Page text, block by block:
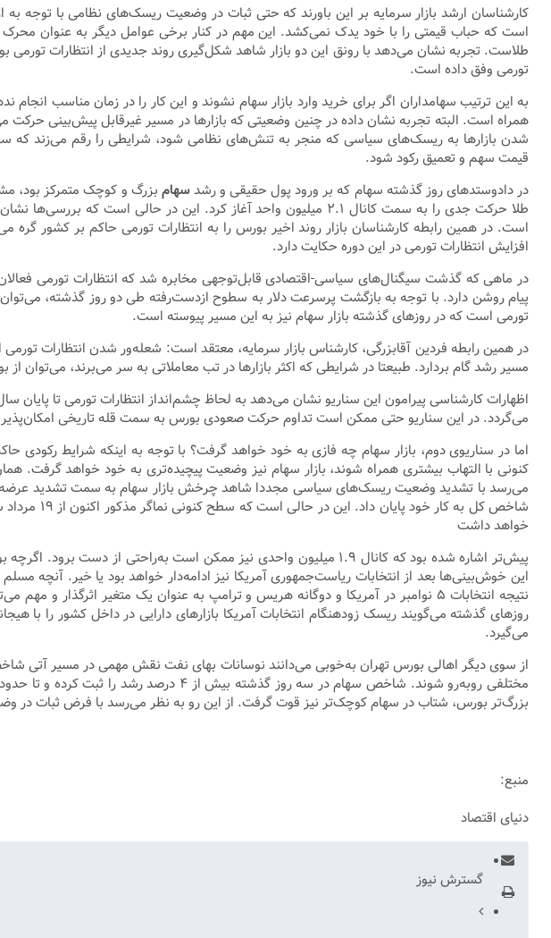
کارشناسان ارشد بازار سرمایه بر این باورند که حتی ثبات در وضعیت ریسک‌های نظامی با توجه به
است که حباب قیمتی را با خود یدک نمی‌کشد. این مهم در کنار برخی عوامل دیگر به عنوان محرک
طلاست. تجربه نشان می‌دهد با رونق این دو بازار شاهد شکل‌گیری روند جدیدی از انتظارات تورمی
تورمی وفق داده است.
به این ترتیب سهامداران اگر برای خرید وارد بازار سهام نشوند و این کار را در زمان مناسب
همراه است. البته تجربه نشان داده در چنین وضعیتی که بازار‌ها در مسیر غیرقابل پیش‌بینی
شدن بازار‌ها به ریسک‌های سیاسی که منجر به تنش‌های نظامی شود، شرایطی را رقم می‌زند که
قیمت سهم و تعمیق رکود شود.
در داد‌و‌ستد‌های روز گذشته سهام که بر ورود پول حقیقی و رشدسهام بزرگ و کوچک متمرکز بود،
طلا حرکت جدی را به سمت کانال ۲.۱ میلیون واحد آغاز کرد. این در
است. در همین رابطه کارشناسان بازار روند اخیر بورس را به انتظارات تورمی حاکم بر کشور گره
افزایش انتظارات تورمی در این دوره حکایت دارد.
پیام روشن دارد. با توجه به بازگشت پرسرعت دلار به سطوح از‌دست‌رفته طی دو روز گذشته،
تورمی است که در روز‌های گذشته بازار سهام نیز به این مسیر پیوسته است.
در همین رابطه فردین آقابزرگی، کارشناس بازار سرمایه، معتقد است: شعله‌ور شدن انتظارات
مسیر رشد گام بردارد. طبیعتا در شرایطی که اکثر بازار‌ها در تب معاملاتی به سر می‌برند، می‌توان
اظهارات کارشناسی پیرامون این سناریو نشان می‌د‌هد به لحاظ چشم‌انداز انتظارات تورمی تا پایان
می‌گردد. در این سناریو حتی ممکن است تداوم حرکت صعودی بورس به سمت قله تاریخی
اما در سناریوی دوم، بازار سهام چه فازی به خود خواهد گرفت؟ با توجه به اینکه شرایط رکودی
می‌رسد با تشدید وضعیت ریسک‌های سیاسی مجددا شاهد چرخش بازار سهام به سمت تشدید عرضه
شاخص کل به کار خود پایان داد. این در حالی است که سطح کنونی نماگر مذکور اکنون از ۱۹ مرداد سال ۹۹ نیز پایین‌تر است؛ بنابراین با وخامت وضعیت متغیر‌های اثرگذار بر
خواهد داشت
پیش‌تر اشاره شده بود که کانال ۱.۹ میلیون واحدی نیز ممکن است
این خوش‌بینی‌ها بعد از انتخابات ریاست‌جمهوری آمریکا نیز ادامه‌دار خواهد بود یا خیر. آنچه
نتیجه انتخابات ۵ نوامبر در آمریکا و دوگانه هریس و ترامپ به عنوان یک متغیر
روز‌های گذشته می‌گویند ریسک زودهنگام انتخابات آمریکا بازار‌های دارایی در داخل کشور را
می‌گیرد.
از سوی دیگر اهالی بورس تهران به‌خوبی می‌دانند نوسانات بهای نفت نقش مهمی در مسیر آتی
بزرگ‌تر بورس، شتاب در سهام کوچک‌تر نیز قوت گرفت. از این رو به نظر می‌رسد با فرض ثبات در
منبع:
دنیای اقتصاد
گسترش نیوز